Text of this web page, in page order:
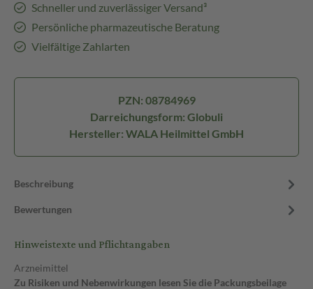
Schneller und zuverlässiger Versand³
Persönliche pharmazeutische Beratung
Vielfältige Zahlarten
PZN: 08784969
Darreichungsform: Globuli
Hersteller: WALA Heilmittel GmbH
Beschreibung
Bewertungen
Hinweistexte und Pflichtangaben
Arzneimittel
Zu Risiken und Nebenwirkungen lesen Sie die Packungsbeilage